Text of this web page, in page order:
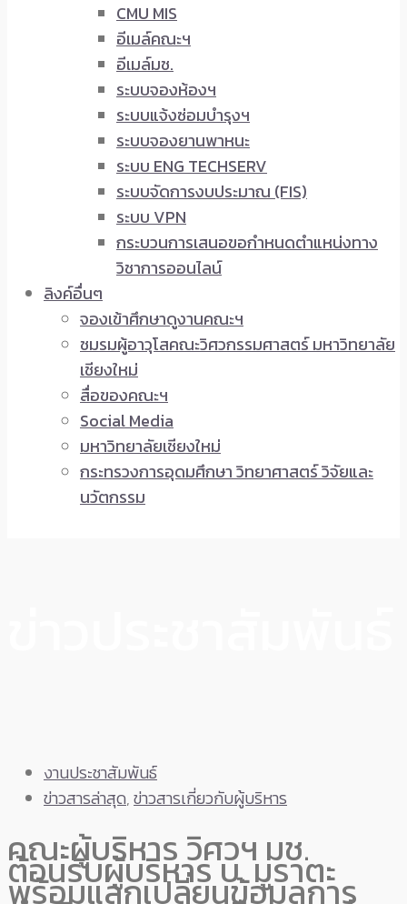
CMU MIS
อีเมล์คณะฯ
อีเมล์มช.
ระบบจองห้องฯ
ระบบแจ้งซ่อมบำรุงฯ
ระบบจองยานพาหนะ
ระบบ ENG TECHSERV
ระบบจัดการงบประมาณ (FIS)
ระบบ VPN
กระบวนการเสนอขอกำหนดตำแหน่งทาง
วิชาการออนไลน์
ลิงค์อื่นๆ
จองเข้าศึกษาดูงานคณะฯ
ชมรมผู้อาวุโสคณะวิศวกรรมศาสตร์ มหาวิทยาลัย
เชียงใหม่
สื่อของคณะฯ
Social Media
มหาวิทยาลัยเชียงใหม่
กระทรวงการอุดมศึกษา วิทยาศาสตร์ วิจัยและ
นวัตกรรม
งานประชาสัมพันธ์
ข่าวสารล่าสุด,ข่าวสารเกี่ยวกับผู้บริหาร
คณะผู้บริหาร วิศวฯ มช.
ต้อนรับผู้บริหาร บ. มูราตะ
พร้อมแลกเปลี่ยนข้อมูลการ